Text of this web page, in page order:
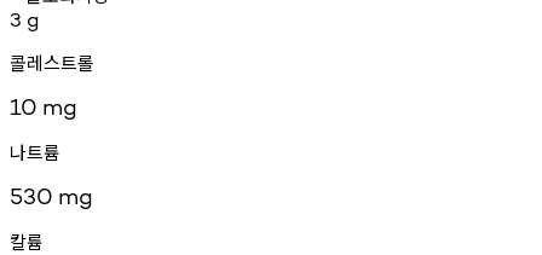
3 g
콜레스트롤
10 mg
나트륨
530 mg
칼륨